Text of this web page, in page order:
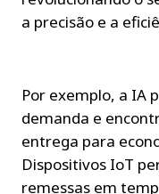
a precisão e a
Por exemplo, a IA
demanda e
entrega para
Dispositivos IoT
remessas em